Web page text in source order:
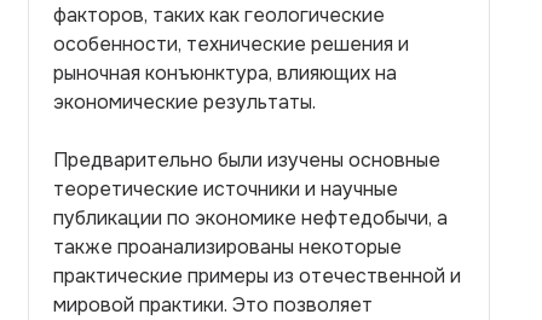
факторов, таких как геологические
особенности, технические решения и
рыночная конъюнктура, влияющих на
экономические результаты.
Предварительно были изучены основные
теоретические источники и научные
публикации по экономике нефтедобычи, а
также проанализированы некоторые
практические примеры из отечественной и
мировой практики. Это позволяет